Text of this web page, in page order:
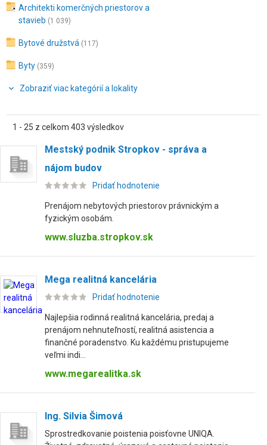
Architekti komerčných priestorov a
stavieb (1 039)
Bytové družstvá (117)
Byty (359)
Zobraziť viac kategórií a lokality
1 - 25 z celkom 403 výsledkov
Mestský podnik Stropkov - správa a
nájom budov
Pridať hodnotenie
Prenájom nebytových priestorov právnickým a
fyzickým osobám.
www.sluzba.stropkov.sk
Mega realitná kancelária
Pridať hodnotenie
Najlepšia rodinná realitná kancelária, predaj a
prenájom nehnuteľností, realitná asistencia a
finančné poradenstvo. Ku každému pristupujeme
veľmi indi...
www.megarealitka.sk
Ing. Silvia Šimová
Sprostredkovanie poistenia poisťovne UNIQA.